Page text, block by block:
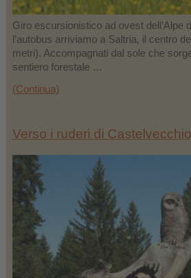
Giro escursionistico ad ovest dell’Alpe
l’autobus arriviamo a Saltria, il centro
metri). Accompagnati dal sole che
sentiero forestale …
(Continua)
Verso i ruderi di